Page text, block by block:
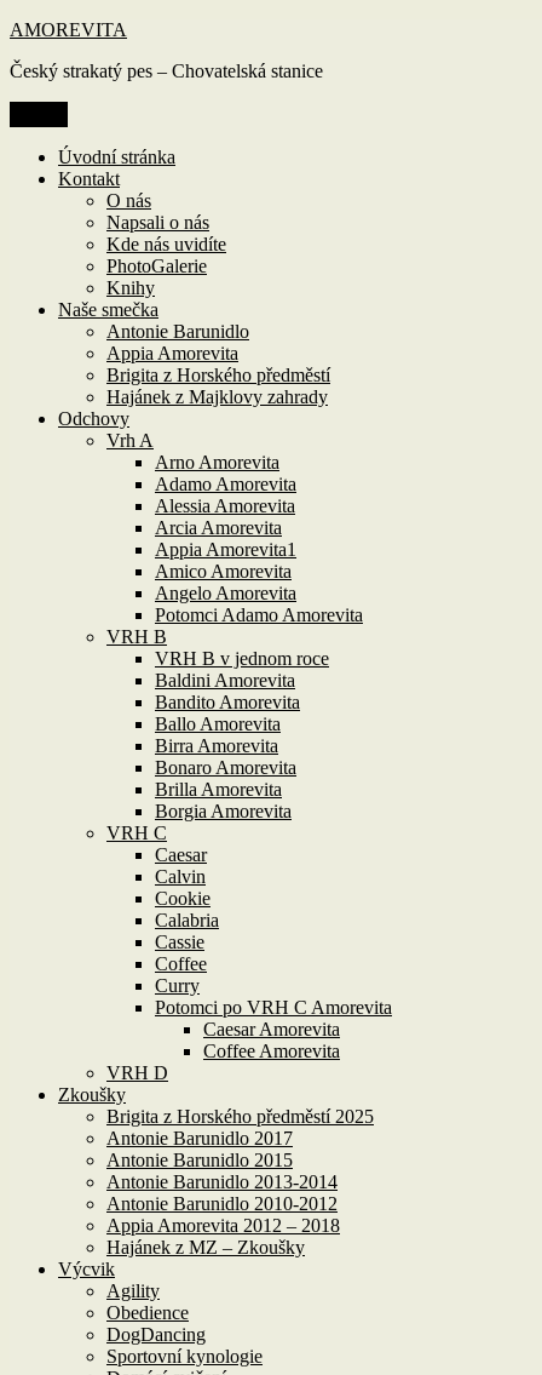
Přejít
obsahu
AMOREVITA
Český strakatý pes – Chovatelská stanice
Úvodní stránka
Kontakt
O nás
Napsali o nás
Kde nás uvidíte
PhotoGalerie
Knihy
Naše smečka
Antonie Barunidlo
Appia Amorevita
Brigita z Horského předměstí
Hajánek z Majklovy zahrady
Odchovy
Vrh A
Arno Amorevita
Adamo Amorevita
Alessia Amorevita
Arcia Amorevita
Appia Amorevita1
Amico Amorevita
Angelo Amorevita
Potomci Adamo Amorevita
VRH B
VRH B v jednom roce
Baldini Amorevita
Bandito Amorevita
Ballo Amorevita
Birra Amorevita
Bonaro Amorevita
Brilla Amorevita
Borgia Amorevita
VRH C
Caesar
Calvin
Cookie
Calabria
Cassie
Coffee
Curry
Potomci po VRH C Amorevita
Caesar Amorevita
Coffee Amorevita
VRH D
Zkoušky
Brigita z Horského předměstí 2025
Antonie Barunidlo 2017
Antonie Barunidlo 2015
Antonie Barunidlo 2013-2014
Antonie Barunidlo 2010-2012
Appia Amorevita 2012 – 2018
Hajánek z MZ – Zkoušky
Výcvik
Agility
Obedience
DogDancing
Sportovní kynologie